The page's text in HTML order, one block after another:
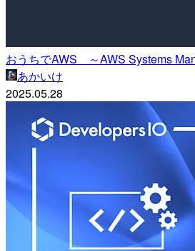
おうちでAWS ～AWS Systems
あかいけ
2025.05.28